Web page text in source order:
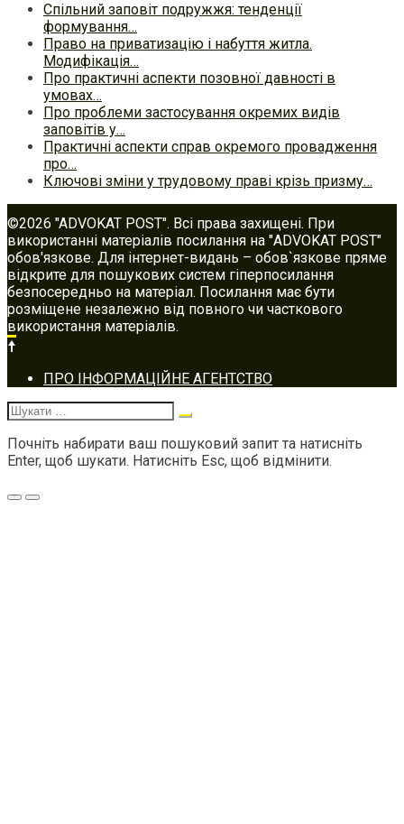
Спільний заповіт подружжя: тенденції
формування…
Право на приватизацію і набуття житла.
Модифікація…
Про практичні аспекти позовної давності в
умовах…
Про проблеми застосування окремих видів
заповітів у…
Практичні аспекти справ окремого провадження
про…
Ключові зміни у трудовому праві крізь призму…
©2026 "ADVOKAT POST". Всі права захищені. При
використанні матеріалів посилання на "ADVOKAT POST"
обов'язкове. Для інтернет-видань – обов`язкове пряме
відкрите для пошукових систем гіперпосилання
безпосередньо на матеріал. Посилання має бути
розміщене незалежно від повного чи часткового
використання матеріалів.
Footer
navigation
ПРО ІНФОРМАЦІЙНЕ АГЕНТСТВО
Шукати:
Почніть набирати ваш пошуковий запит та натисніть
Enter, щоб шукати. Натисніть Esc, щоб відмінити.
Меню